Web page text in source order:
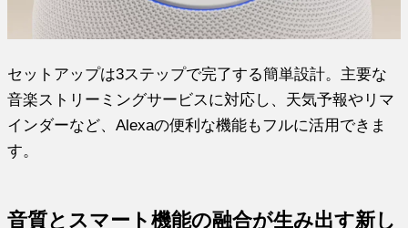
セットアップは3ステップで完了する簡単設計。主要な
音楽ストリーミングサービスに対応し、天気予報やリマ
インダーなど、Alexaの便利な機能もフルに活用できま
す。
音質とスマート機能の融合が生み出す新し